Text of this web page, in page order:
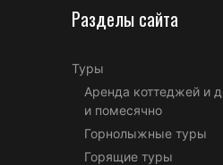
Разделы сайта
Туры
Аренда коттеджей и
и помесячно
Горнолыжные туры
Горящие туры